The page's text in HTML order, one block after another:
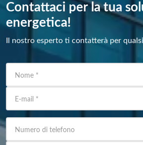
Contattaci per la tua
energetica!
Il nostro esperto ti contatterà per
Nome *
E-mail *
Numero di telefono